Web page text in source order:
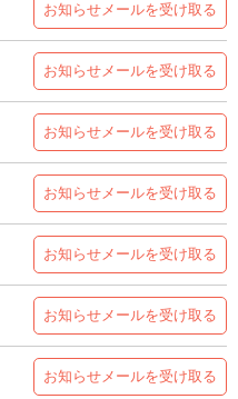
お知らせメールを受け取る
お知らせメールを受け取る
お知らせメールを受け取る
お知らせメールを受け取る
お知らせメールを受け取る
お知らせメールを受け取る
お知らせメールを受け取る